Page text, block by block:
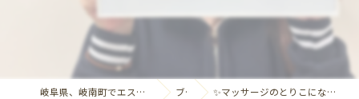
岐阜県、岐南町でエステならLa vie en Rose 岐阜本店 ブログ ✨マッサージのとりこになれる💆‍♀️エステティックサロンへよ...